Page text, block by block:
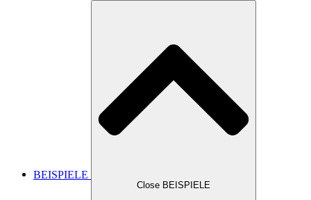
BEISPIELE
Close BEISPIELE